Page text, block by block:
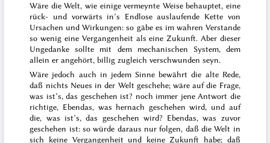
Wäre die Welt, wie einige vermeynte Weise behauptet, eine
rück- und vorwärts in’s Endlose auslaufende Kette von
Ursachen und Wirkungen: so gäbe es im wahren Verstande
so wenig eine Vergangenheit als eine Zukunft. Aber dieser
Ungedanke sollte mit dem mechanischen System, dem
allein er angehört, billig zugleich verschwunden seyn.
Wäre jedoch auch in jedem Sinne bewährt die alte Rede,
daß nichts Neues in der Welt geschehe; wäre auf die Frage,
was ist’s, das geschehen ist? noch immer jene Antwort die
richtige, Ebendas, was hernach geschehen wird, und auf
die, was ist’s, das geschehen wird? Ebendas, was zuvor
geschehen ist: so würde daraus nur folgen, daß die Welt in
sich keine Vergangenheit und keine Zukunft habe; daß